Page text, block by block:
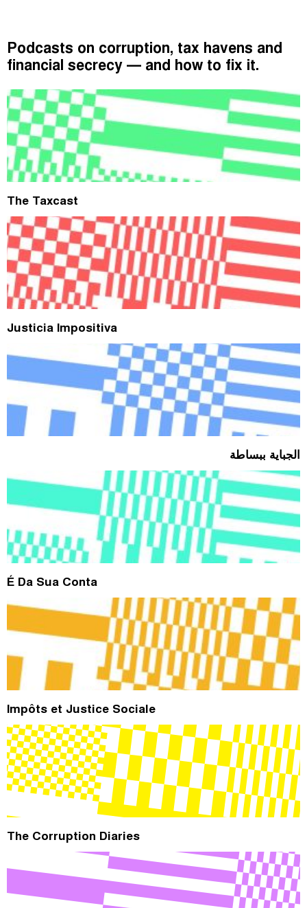
Podcasts on corruption, tax havens and
financial secrecy — and how to fix it.
The Taxcast
Justicia Impositiva
الجباية ببساطة
É Da Sua Conta
Impôts et Justice Sociale
The Corruption Diaries